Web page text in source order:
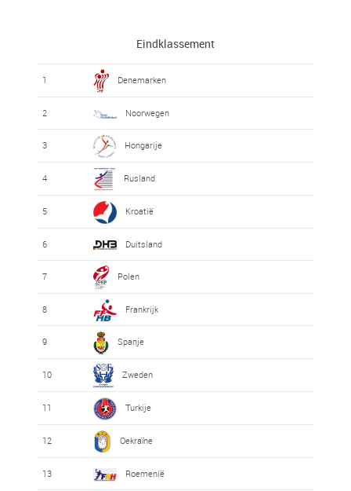
Eindklassement
1 Denemarken
2 Noorwegen
3 Hongarije
4 Rusland
5 Kroatië
6 Duitsland
7 Polen
8 Frankrijk
9 Spanje
10 Zweden
11 Turkije
12 Oekraïne
13 Roemenië